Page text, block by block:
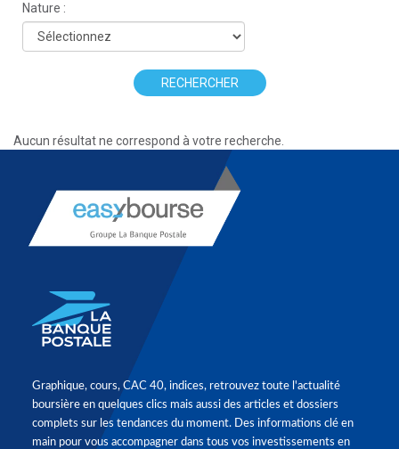
Nature :
RECHERCHER
Aucun résultat ne correspond à votre recherche.
Graphique, cours, CAC 40, indices, retrouvez toute l'actualité
boursière en quelques clics mais aussi des articles et dossiers
complets sur les tendances du moment. Des informations clé en
main pour vous accompagner dans tous vos investissements en